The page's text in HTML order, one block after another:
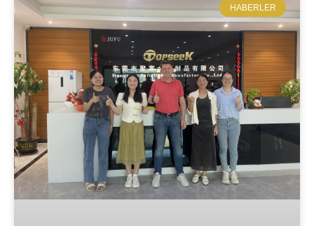
​HABERLER